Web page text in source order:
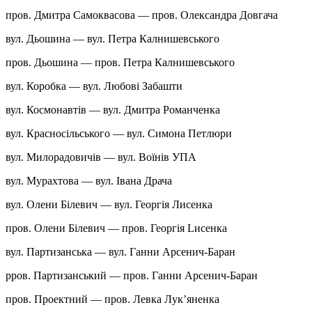
пров. Дмитра Самоквасова — пров. Олександра Довгача
вул. Дьошина — вул. Петра Калнишевського
пров. Дьошина — пров. Петра Калнишевського
вул. Коробка — вул. Любові Забашти
вул. Космонавтів — вул. Дмитра Романченка
вул. Красносільського — вул. Симона Петлюри
вул. Милорадовичів — вул. Воїнів УПА
вул. Мурахтова — вул. Івана Драча
вул. Олени Білевич — вул. Георгія Лисенка
пров. Олени Білевич — пров. Георгія Lисенка
вул. Партизанська — вул. Ганни Арсенич-Баран
pров. Партизанський — пров. Ганни Арсенич-Баран
пров. Проектний — пров. Левка Лук’яненка